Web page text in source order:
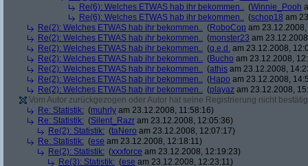
Re(6): Welches ETWAS hab ihr bekommen.. (Winnie_Pooh
Re(6): Welches ETWAS hab ihr bekommen.. (schop18 am
Re(2): Welches ETWAS hab ihr bekommen.. (RoboCop am
Re(2): Welches ETWAS hab ihr bekommen.. (monster23 am
Re(2): Welches ETWAS hab ihr bekommen.. (q.e.d. am 23.12.2008,
Re(2): Welches ETWAS hab ihr bekommen.. (Bucho am 23.12.2008,
Re(2): Welches ETWAS hab ihr bekommen.. (athis am 23.12.2008,
Re(2): Welches ETWAS hab ihr bekommen.. (Hapo am 23.12.2008,
Re(2): Welches ETWAS hab ihr bekommen.. (playaz am 23.12.2008,
Vom Autor zurückgezogen oder Autor hat seine Registrierung nicht
Re: Statistik: (muhrly am 23.12.2008, 11:58:16)
Re: Statistik: (Silent_Razr am 23.12.2008, 12:05:36)
Re(2): Statistik: (taNero am 23.12.2008, 12:07:17)
Re: Statistik: (ese am 23.12.2008, 12:18:11)
Re(2): Statistik: (xxxforce am 23.12.2008, 12:19:23)
Re(3): Statistik: (ese am 23.12.2008, 12:23:11)